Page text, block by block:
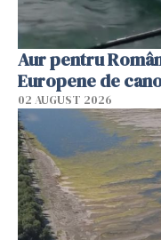
Aur pentru
Europene de
02 AUGUST 2026